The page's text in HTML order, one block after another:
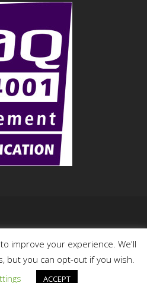
Aurock- 2015
improve your experience. We'll
but you can opt-out if you wish.
ACCEPT